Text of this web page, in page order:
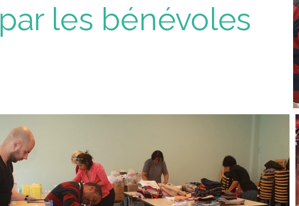
par les bénévoles